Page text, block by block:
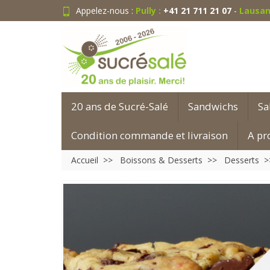
Appelez-nous : Pully : +41 21 711 21 07 -
20 ans de Sucré-Salé Sandwichs
Condition commande et livraison A
Accueil Boissons & Desserts Desserts